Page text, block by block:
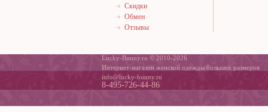
Скидки
Обмен
Отзывы
Lucky-Bunny.ru © 2010-2026
Интернет-магазин женской одежды больших размеров
info@lucky-bunny.ru
8-495-726-44-86